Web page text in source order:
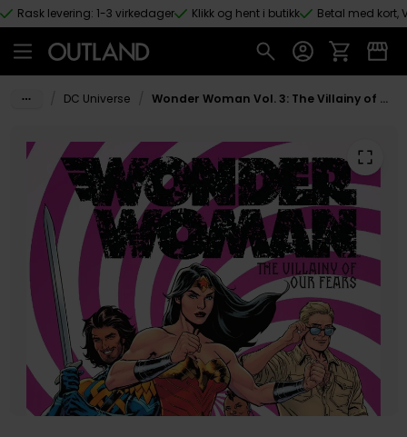
Hopp til hovedinnhold
Rask levering: 1-3 virkedager Klikk og hent i butikk Betal med kort,
DC Universe Wonder Woman Vol. 3: The Villainy of Our Fears